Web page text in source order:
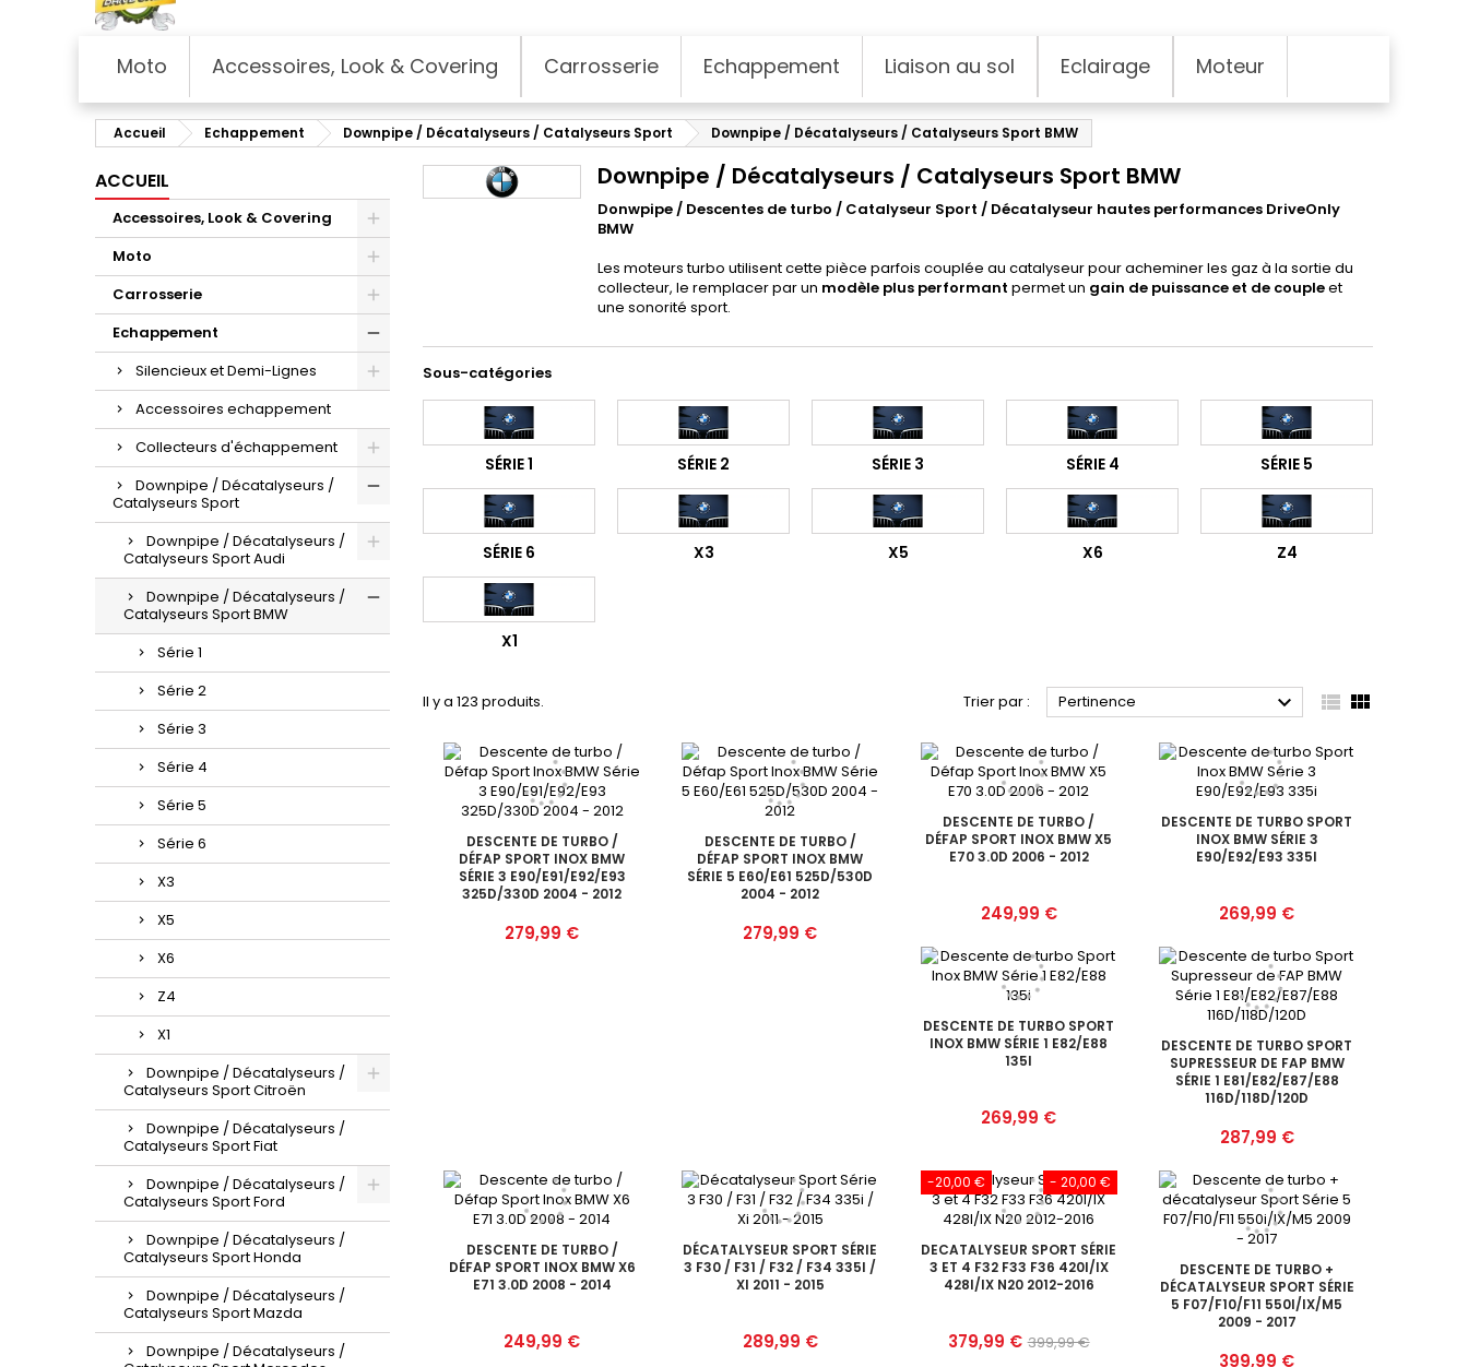
Moto Accessoires, Look & Covering Carrosserie Echappement Liaison au sol Eclairage Moteur
Accueil Echappement Downpipe / Décatalyseurs / Catalyseurs Sport Downpipe / Décatalyseurs / Catalyseurs Sport BMW
ACCUEIL
Accessoires, Look & Covering
Moto
Carrosserie
Echappement
Silencieux et Demi-Lignes
Accessoires echappement
Collecteurs d'échappement
Downpipe / Décatalyseurs /
Catalyseurs Sport
Downpipe / Décatalyseurs /
Catalyseurs Sport Audi
Downpipe / Décatalyseurs /
Catalyseurs Sport BMW
Série 1
Série 2
Série 3
Série 4
Série 5
Série 6
X3
X5
X6
Z4
X1
Downpipe / Décatalyseurs /
Catalyseurs Sport Citroën
Downpipe / Décatalyseurs /
Catalyseurs Sport Fiat
Downpipe / Décatalyseurs /
Catalyseurs Sport Ford
Downpipe / Décatalyseurs /
Catalyseurs Sport Honda
Downpipe / Décatalyseurs /
Catalyseurs Sport Mazda
Downpipe / Décatalyseurs /
Downpipe / Décatalyseurs / Catalyseurs Sport BMW
Donwpipe / Descentes de turbo / Catalyseur Sport / Décatalyseur hautes performances DriveOnly
BMW
Les moteurs turbo utilisent cette pièce parfois couplée au catalyseur pour acheminer les gaz à la sortie du
collecteur, le remplacer par un modèle plus performant permet un gain de puissance et de coupleet
une sonorité sport.
Sous-catégories
SÉRIE 1 SÉRIE 2 SÉRIE 3 SÉRIE 4 SÉRIE 5
SÉRIE 6 X3 X5 X6 Z4
X1
Il y a 123 produits. Trier par : Pertinence   
DESCENTE DE TURBO /
DÉFAP SPORT INOX BMW
SÉRIE 3 E90/E91/E92/E93
325D/330D 2004 - 2012
Prix
279,99 €
DESCENTE DE TURBO /
DÉFAP SPORT INOX BMW
SÉRIE 5 E60/E61 525D/530D
2004 - 2012
Prix
279,99 €
DESCENTE DE TURBO /
DÉFAP SPORT INOX BMW X5
E70 3.0D 2006 - 2012
Prix
249,99 €
DESCENTE DE TURBO SPORT
INOX BMW SÉRIE 3
E90/E92/E93 335I
Prix
269,99 €
DESCENTE DE TURBO SPORT
INOX BMW SÉRIE 1 E82/E88
135I
Prix
269,99 €
DESCENTE DE TURBO SPORT
SUPRESSEUR DE FAP BMW
SÉRIE 1 E81/E82/E87/E88
116D/118D/120D
Prix
287,99 €
DESCENTE DE TURBO /
DÉFAP SPORT INOX BMW X6
E71 3.0D 2008 - 2014
Prix
249,99 €
DÉCATALYSEUR SPORT SÉRIE
3 F30 / F31 / F32 / F34 335I /
XI 2011 - 2015
Prix
289,99 €
- 20,00 €
-20,00 €
DECATALYSEUR SPORT SÉRIE
3 ET 4 F32 F33 F36 420I/IX
428I/IX N20 2012-2016
Prix
379,99 € Prix
399,99 €
DESCENTE DE TURBO +
DÉCATALYSEUR SPORT SÉRIE
5 F07/F10/F11 550I/IX/M5
2009 - 2017
Prix
399,99 €